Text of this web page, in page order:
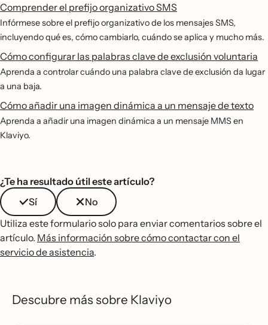
Comprender el prefijo organizativo SMS
Infórmese sobre el prefijo organizativo de los mensajes SMS,
incluyendo qué es, cómo cambiarlo, cuándo se aplica y mucho más.
Cómo configurar las palabras clave de exclusión voluntaria
Aprenda a controlar cuándo una palabra clave de exclusión da lugar
a una baja.
Cómo añadir una imagen dinámica a un mensaje de texto
Aprenda a añadir una imagen dinámica a un mensaje MMS en
Klaviyo.
¿Te ha resultado útil este artículo?
Sí
No
Utiliza este formulario solo para enviar comentarios sobre el
artículo. Más información sobre cómo contactar con el
servicio de asistencia.
Descubre más sobre Klaviyo